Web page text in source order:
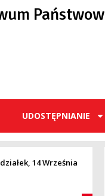
UDOSTĘPNIANIE
14 Września